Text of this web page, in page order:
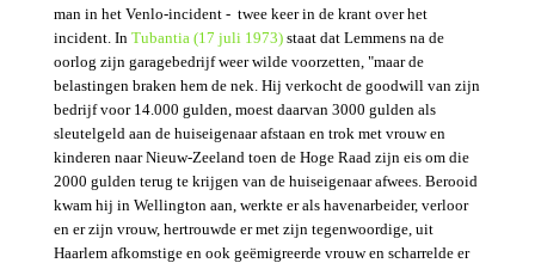
man in het Venlo-incident - twee keer in de krant over het
incident. In Tubantia (17 juli 1973)staat dat Lemmens na de
oorlog zijn garagebedrijf weer wilde voorzetten, "maar de
belastingen braken hem de nek. Hij verkocht de goodwill van zijn
bedrijf voor 14.000 gulden, moest daarvan 3000 gulden als
sleutelgeld aan de huiseigenaar afstaan en trok met vrouw en
kinderen naar Nieuw-Zeeland toen de Hoge Raad zijn eis om die
2000 gulden terug te krijgen van de huiseigenaar afwees. Berooid
kwam hij in Wellington aan, werkte er als havenarbeider, verloor
en er zijn vrouw, hertrouwde er met zijn tegenwoordige, uit
Haarlem afkomstige en ook geëmigreerde vrouw en scharrelde er